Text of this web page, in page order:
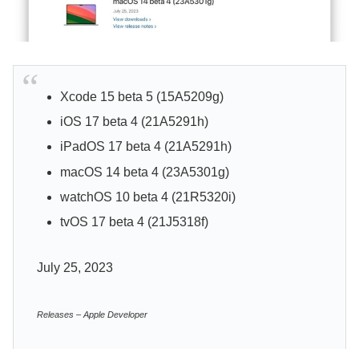
Xcode 15 beta 5 (15A5209g)
iOS 17 beta 4 (21A5291h)
iPadOS 17 beta 4 (21A5291h)
macOS 14 beta 4 (23A5301g)
watchOS 10 beta 4 (21R5320i)
tvOS 17 beta 4 (21J5318f)
July 25, 2023
Releases – Apple Developer